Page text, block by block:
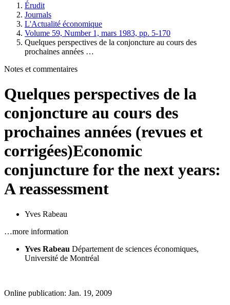
Érudit
Journals
L'Actualité économique
Volume 59, Number 1, mars 1983, pp. 5-170
Quelques perspectives de la conjoncture au cours des
prochaines années …
Notes et commentaires
Quelques perspectives de la
conjoncture au cours des
prochaines années (revues et
corrigées)Economic
conjuncture for the next years:
A reassessment
Yves Rabeau
…more information
Yves Rabeau Département de sciences économiques,
Université de Montréal
Online publication: Jan. 19, 2009